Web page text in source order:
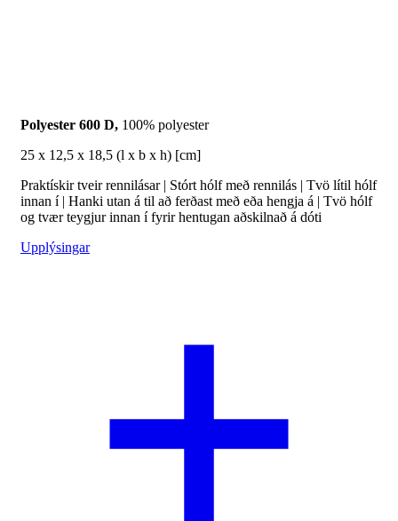
Polyester 600 D, 100% polyester
25 x 12,5 x 18,5 (l x b x h) [cm]
Praktískir tveir rennilásar | Stórt hólf með rennilás | Tvö lítil hólf
innan í | Hanki utan á til að ferðast með eða hengja á | Tvö hólf
og tvær teygjur innan í fyrir hentugan aðskilnað á dóti
Upplýsingar